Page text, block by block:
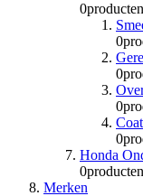
0
0
0
0
0
Honda
0
Merken